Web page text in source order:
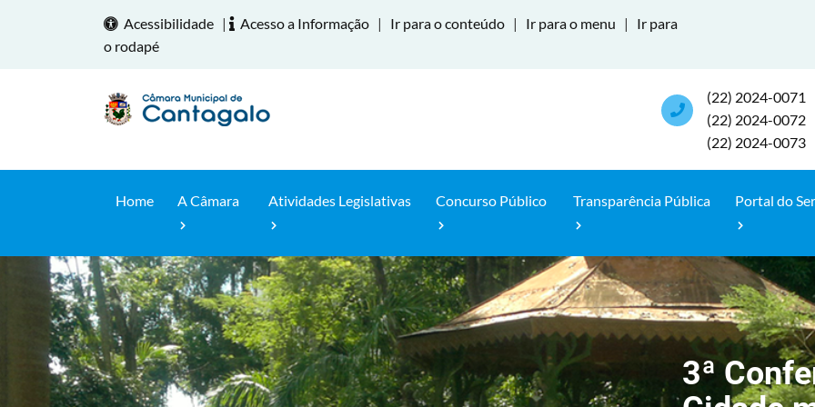
Acessibilidade | Acesso a Informação | Ir para o conteúdo | Ir para o menu |
Ir para
o rodapé
(22) 2024-0071
(22) 2024-0072
(22) 2024-0073
Home A Câmara Atividades Legislativas Concurso Público Transparência Pública Portal do
3ª